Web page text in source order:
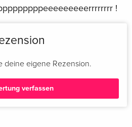
!
deine eigene Rezension.
verfassen